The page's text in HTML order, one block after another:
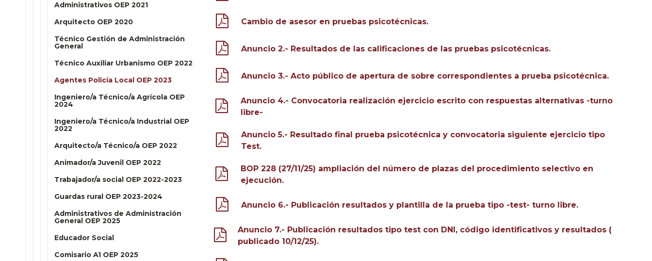
Administrativos OEP 2021
Arquitecto OEP 2020
Técnico Gestión de Administración
General
Técnico Auxiliar Urbanismo OEP 2022
Agentes Policía Local OEP 2023
Ingeniero/a Técnico/a Agrícola OEP
2024
Ingeniero/a Técnico/a Industrial OEP
2022
Arquitecto/a Técnico/a OEP 2022
Animador/a Juvenil OEP 2022
Trabajador/a social OEP 2022-2023
Guardas rural OEP 2023-2024
Administrativos de Administración
General OEP 2025
Educador Social
Comisario A1 OEP 2025
Cambio de asesor en pruebas psicotécnicas.
Anuncio 2.- Resultados de las calificaciones de las pruebas psicotécnicas.
Anuncio 3.- Acto público de apertura de sobre correspondientes a prueba psicotécnica.
Anuncio 4.- Convocatoria realización ejercicio escrito con respuestas alternativas -turno
libre-
Anuncio 5.- Resultado final prueba psicotécnica y convocatoria siguiente ejercicio tipo
Test.
BOP 228 (27/11/25) ampliación del número de plazas del procedimiento selectivo en
ejecución.
Anuncio 6.- Publicación resultados y plantilla de la prueba tipo -test- turno libre.
Anuncio 7.- Publicación resultados tipo test con DNI, código identificativos y resultados (
publicado 10/12/25).